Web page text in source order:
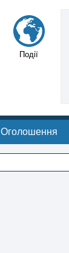
Події
Оголошення